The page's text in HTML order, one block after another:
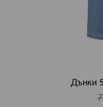
Дънки